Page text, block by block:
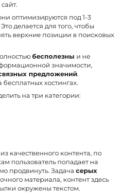
оптимизируются под 1-3
делается для того, чтобы
верхние позиции в поисковых
бесполезны и не
значимости,
предложений.
хостингах.
на три категории:
качественного контента, по
пользователь попадает на
продвинуть. Задача серых
материала, контент здесь
окружены текстом.